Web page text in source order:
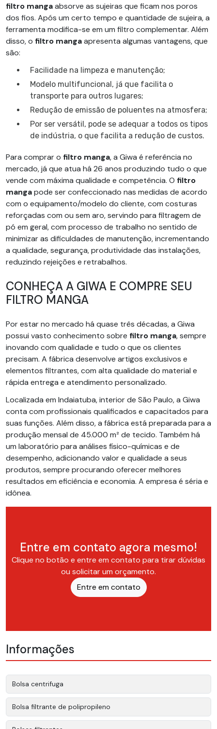
filtro mangaabsorve as sujeiras que ficam nos poros
dos fios. Após um certo tempo e quantidade de sujeira, a
ferramenta modifica-se em um filtro complementar. Além
disso, o filtro mangaapresenta algumas vantagens, que
são:
Facilidade na limpeza e manutenção;
Modelo multifuncional, já que facilita o
transporte para outros lugares;
Redução de emissão de poluentes na atmosfera;
Por ser versátil, pode se adequar a todos os tipos
de indústria, o que facilita a redução de custos.
Para comprar o filtro manga, a Giwa é referência no
mercado, já que atua há 26 anos produzindo tudo o que
vende com máxima qualidade e competência. O filtro
mangapode ser confeccionado nas medidas de acordo
com o equipamento/modelo do cliente, com costuras
reforçadas com ou sem aro, servindo para filtragem de
pó em geral, com processo de trabalho no sentido de
minimizar as dificuldades de manutenção, incrementando
a qualidade, segurança, produtividade das instalações,
reduzindo rejeições e retrabalhos.
CONHEÇA A GIWA E COMPRE SEU
FILTRO MANGA
Por estar no mercado há quase três décadas, a Giwa
possui vasto conhecimento sobre filtro manga, sempre
inovando com qualidade e tudo o que os clientes
precisam. A fábrica desenvolve artigos exclusivos e
elementos filtrantes, com alta qualidade do material e
rápida entrega e atendimento personalizado.
Localizada em Indaiatuba, interior de São Paulo, a Giwa
conta com profissionais qualificados e capacitados para
suas funções. Além disso, a fábrica está preparada para a
produção mensal de 45.000 m² de tecido. Também há
um laboratório para análises físico-químicas e de
desempenho, adicionando valor e qualidade a seus
produtos, sempre procurando oferecer melhores
resultados em eficiência e economia. A empresa é séria e
idônea.
Entre em contato agora mesmo!
Clique no botão e entre em contato para tirar dúvidas
ou solicitar um orçamento.
Entre em contato
Informações
Bolsa centrifuga
Bolsa filtrante de polipropileno